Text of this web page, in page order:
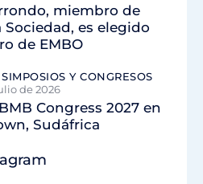
miembro de
Sociedad, es elegido
de EMBO
Y CONGRESOS
de 2026
Congress 2027 en
Sudáfrica